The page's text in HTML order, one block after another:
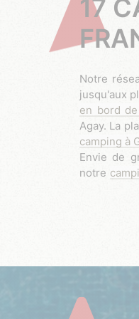
17
Notre réseau s'étend sur 5 départements du Sud-Est, de la côte varoise
jusqu'aux
en bord
Agay. La
camping à
Envie de
notre